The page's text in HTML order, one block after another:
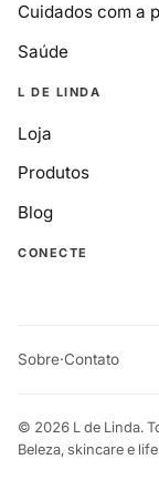
Cuidados com a
Saúde
L DE LINDA
Loja
Produtos
Blog
CONECTE
Sobre·Contato
© 2026 L de Linda.
Beleza, skincare e